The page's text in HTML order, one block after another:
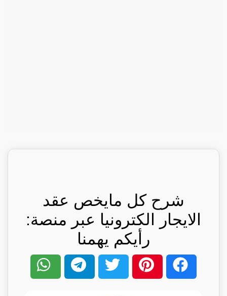
شرح كل مايخص عقد
الايجار الكترونيا عبر منصة:
رأيكم يهمنا